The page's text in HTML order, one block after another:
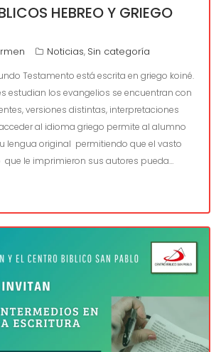
HEBREO Y GRIEGO
Noticias, Sin categoría
Testamento está escrita en griego koiné.
estudian los evangelios se encuentran con
versiones distintas, interpretaciones
al idioma griego permite al alumno
lengua original permitiendo que el vasto
le imprimieron sus autores pueda…